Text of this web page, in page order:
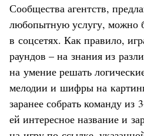
Сообщества агентств,
любопытную услугу, можно
в соцсетях. Как правило,
раундов – на знания из
на умение решать
мелодии и шифры на
заранее собрать команду из
ей интересное название и